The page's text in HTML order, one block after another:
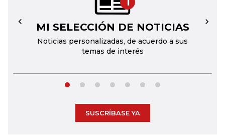
MI SELECCIÓN DE NOTICIAS
Noticias personalizadas, de acuerdo a sus
temas de interés
← →
SUSCRÍBASE YA